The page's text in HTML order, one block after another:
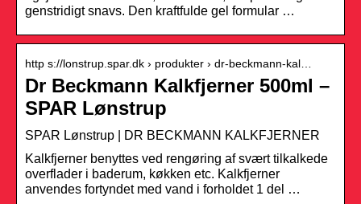
genstridigt snavs. Den kraftfulde gel formular …
http s://lonstrup.spar.dk › produkter › dr-beckmann-kal…
Dr Beckmann Kalkfjerner 500ml –
SPAR Lønstrup
SPAR Lønstrup | DR BECKMANN KALKFJERNER
Kalkfjerner benyttes ved rengøring af svært tilkalkede
overflader i baderum, køkken etc. Kalkfjerner
anvendes fortyndet med vand i forholdet 1 del …